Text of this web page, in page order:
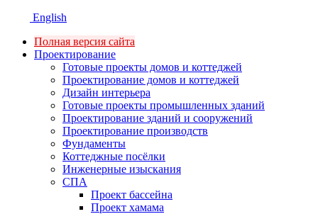
English
Полная версия сайта
Проектирование
Готовые проекты домов и коттеджей
Проектирование домов и коттеджей
Дизайн интерьера
Готовые проекты промышленных зданий
Проектирование зданий и сооружений
Проектирование производств
Фундаменты
Коттеджные посёлки
Инженерные изыскания
СПА
Проект бассейна
Проект хамама